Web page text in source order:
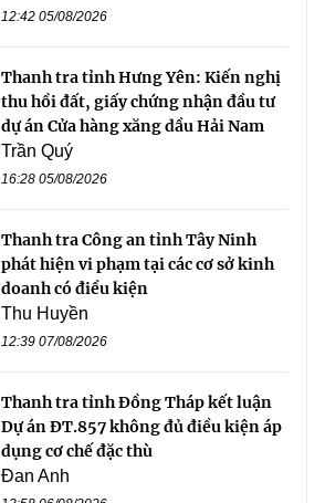
12:42 05/08/2026
Thanh tra tỉnh Hưng Yên: Kiến nghị
thu hồi đất, giấy chứng nhận đầu tư
dự án Cửa hàng xăng dầu Hải Nam
Trần Quý
16:28 05/08/2026
Thanh tra Công an tỉnh Tây Ninh
phát hiện vi phạm tại các cơ sở kinh
doanh có điều kiện
Thu Huyền
12:39 07/08/2026
Thanh tra tỉnh Đồng Tháp kết luận
Dự án ĐT.857 không đủ điều kiện áp
dụng cơ chế đặc thù
Đan Anh